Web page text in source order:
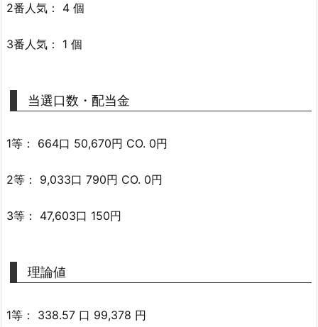
2番人気： 4 個
3番人気： 1 個
当選口数・配当金
1等： 664口 50,670円 CO. 0円
2等： 9,033口 790円 CO. 0円
3等： 47,603口 150円
理論値
1等： 338.57 口 99,378 円